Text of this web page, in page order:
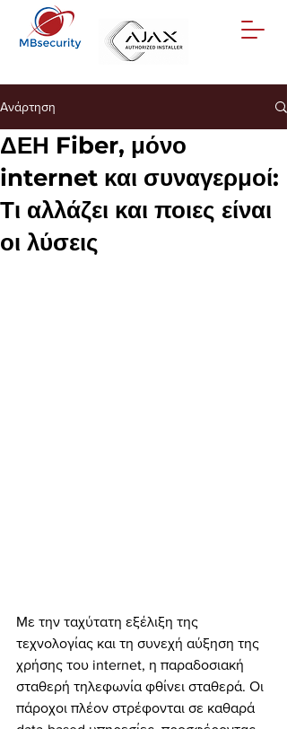
Ανάρτηση
ΔΕΗ Fiber, μόνο
internet και συναγερμοί:
Τι αλλάζει και ποιες είναι
οι λύσεις
Με την ταχύτατη εξέλιξη της
τεχνολογίας και τη συνεχή αύξηση της
χρήσης του internet, η παραδοσιακή
σταθερή τηλεφωνία φθίνει σταθερά. Οι
πάροχοι πλέον στρέφονται σε καθαρά